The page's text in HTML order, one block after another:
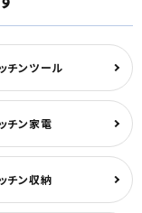
チンツール
チン家電
チン収納